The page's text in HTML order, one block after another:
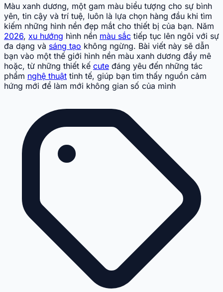
Màu xanh dương, một gam màu biểu tượng cho sự bình
yên, tin cậy và trí tuệ, luôn là lựa chọn hàng đầu khi tìm
kiếm những hình nền đẹp mắt cho thiết bị của bạn. Năm
2026, xu hướng hình nền màu sắc tiếp tục lên ngôi với sự
đa dạng và sáng tạo không ngừng. Bài viết này sẽ dẫn
bạn vào một thế giới hình nền màu xanh dương đầy mê
hoặc, từ những thiết kế cute đáng yêu đến những tác
phẩm nghệ thuật tinh tế, giúp bạn tìm thấy nguồn cảm
hứng mới để làm mới không gian số của mình